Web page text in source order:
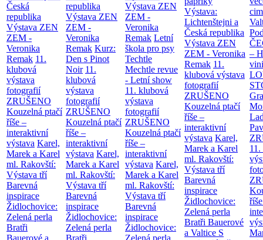
Česká
republika
Výstava ZEN
ZEM -
Veronika
Remak 11.
klubová
výstava
fotografií
ZRUŠENO
Kouzelná ptačí
říše –
interaktivní
výstava Karel,
Marek a Karel
ml. Rakovští:
Výstava tří
Barevná
inspirace
Židlochovice:
Zelená perla
Bratři
Bauerové a
republika
Výstava ZEN
ZEM -
Veronika
Remak Kurz:
Den s Pinot
Noir 11.
klubová
výstava
fotografií
ZRUŠENO
Kouzelná ptačí
říše –
interaktivní
výstava Karel,
Marek a Karel
ml. Rakovští:
Výstava tří
Barevná
inspirace
Židlochovice:
Zelená perla
Bratři
Výstava ZEN
ZEM -
Veronika
Remak Letní
škola pro psy
Techtle
Mechtle revue
- Letní show
11. klubová
výstava
fotografií
ZRUŠENO
Kouzelná ptačí
říše –
interaktivní
výstava Karel,
Marek a Karel
ml. Rakovští:
Výstava tří
Barevná
inspirace
Židlochovice:
Zelená perla
Výstava:
Lichtenštejni a
Česká republika
Výstava ZEN
ZEM - Veronika
Remak 11.
klubová výstava
fotografií
ZRUŠENO
Kouzelná ptačí
říše –
interaktivní
výstava Karel,
Marek a Karel
ml. Rakovští:
Výstava tří
Barevná
inspirace
Židlochovice:
Zelená perla
Bratři Bauerové
a Valtice S
–